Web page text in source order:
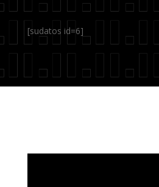
[sudatos id=6]